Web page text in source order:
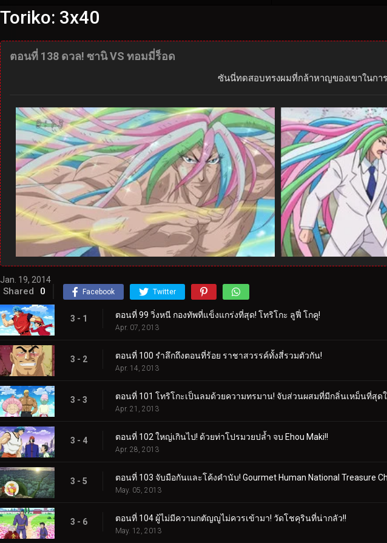
Toriko: 3x40
ตอนที่ 138 ดวล! ซานิ VS ทอมมี่ร็อด
ซันนี่ทดสอบทรงผมที่กล้าหาญของเขาในก
Jan. 19, 2014
Shared 0 Facebook Twitter
3 - 1 ตอนที่ 99 วิ่งหนี กองทัพที่แข็งแกร่งที่สุด! โทริโกะ ลูฟี่ โกคู!
Apr. 07, 2013
3 - 2 ตอนที่ 100 รำลึกถึงตอนที่ร้อย ราชาสวรรค์ทั้งสี่รวมตัวกัน!
Apr. 14, 2013
3 - 3 ตอนที่ 101 โทริโกะเป็นลมด้วยความทรมาน! จับส่วนผสมที่มีกลิ่นเหม็นที่สุด
Apr. 21, 2013
3 - 4 ตอนที่ 102 ใหญ่เกินไป! ด้วยท่าโปรมวยปล้ำ จบ Ehou Maki!!
Apr. 28, 2013
3 - 5 ตอนที่ 103 จับมือกันและโค้งคำนับ! Gourmet Human National Treasure
May. 05, 2013
3 - 6 ตอนที่ 104 ผู้ไม่มีความกตัญญูไม่ควรเข้ามา! วัดโชคุรินที่น่ากลัว!!
May. 12, 2013